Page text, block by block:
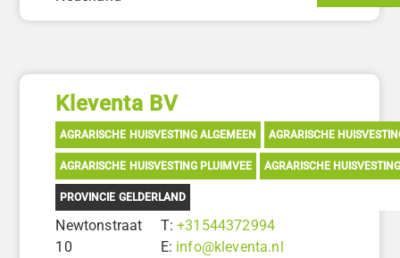
Kleventa BV
AGRARISCHE HUISVESTING ALGEMEEN AGRARISCHE
AGRARISCHE HUISVESTING PLUIMVEE AGRARISCHE
PROVINCIE GELDERLAND
Newtonstraat
10
T:+31544372994
E: info@kleventa.nl